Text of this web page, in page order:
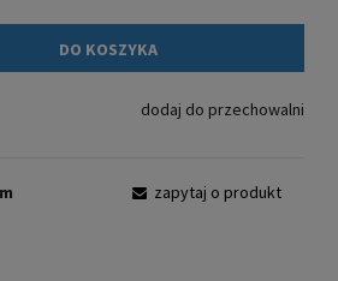
DO KOSZYKA
dodaj do przechowalni
zapytaj o produkt